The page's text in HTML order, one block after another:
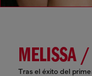
MELISSA
Tras el éxito del